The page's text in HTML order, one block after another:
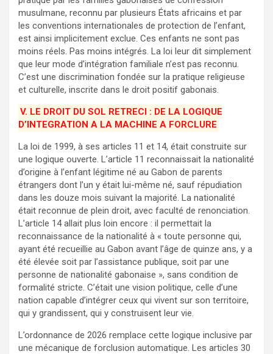
musulmane, reconnu par plusieurs États africains et par
les conventions internationales de protection de l’enfant,
est ainsi implicitement exclue. Ces enfants ne sont pas
moins réels. Pas moins intégrés. La loi leur dit simplement
que leur mode d’intégration familiale n’est pas reconnu.
C’est une discrimination fondée sur la pratique religieuse
et culturelle, inscrite dans le droit positif gabonais.
V. LE DROIT DU SOL RETRECI : DE LA LOGIQUE
D’INTEGRATION A LA MACHINE A FORCLURE
La loi de 1999, à ses articles 11 et 14, était construite sur
une logique ouverte. L’article 11 reconnaissait la nationalité
d’origine à l’enfant légitime né au Gabon de parents
étrangers dont l’un y était lui-même né, sauf répudiation
dans les douze mois suivant la majorité. La nationalité
était reconnue de plein droit, avec faculté de renonciation.
L’article 14 allait plus loin encore : il permettait la
reconnaissance de la nationalité à « toute personne qui,
ayant été recueillie au Gabon avant l’âge de quinze ans, y a
été élevée soit par l’assistance publique, soit par une
personne de nationalité gabonaise », sans condition de
formalité stricte. C’était une vision politique, celle d’une
nation capable d’intégrer ceux qui vivent sur son territoire,
qui y grandissent, qui y construisent leur vie.
L’ordonnance de 2026 remplace cette logique inclusive par
une mécanique de forclusion automatique. Les articles 30